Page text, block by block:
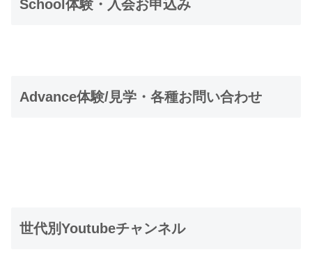
School体験・入会お申込み
Advance体験/見学・各種お問い合わせ
世代別Youtubeチャンネル